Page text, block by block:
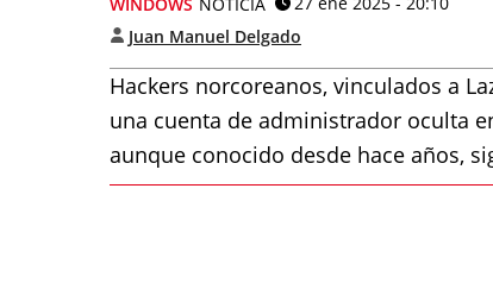
Juan Manuel Delgado
Hackers norcoreanos, vinculados a
una cuenta de administrador oculta
aunque conocido desde hace años,